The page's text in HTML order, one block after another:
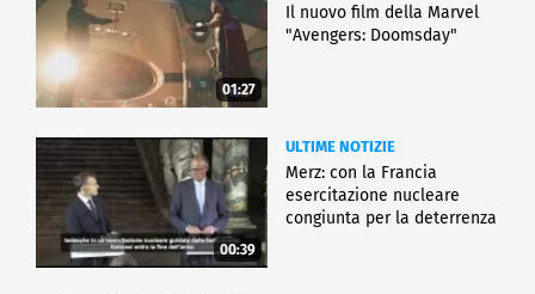
01:27
Il nuovo film della Marvel
"Avengers: Doomsday"
00:39
ULTIME NOTIZIE
Merz: con la Francia
esercitazione nucleare
congiunta per la deterrenza